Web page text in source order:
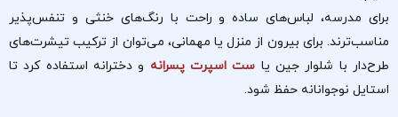
برای مدرسه، لباس‌های ساده و راحت با رنگ‌های خنثی و تنفس‌پذیر
مناسب‌ترند. برای بیرون از منزل یا مهمانی، می‌توان از ترکیب تیشرت‌های
طرح‌دار با شلوار جین یا ست‌ اسپرت پسرانه و دخترانه استفاده کرد تا
استایل نوجوانانه حفظ شود.